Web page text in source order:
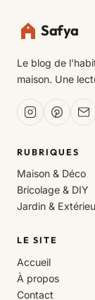
Safya
Le blog de
maison. Une
RUBRIQUES
Maison & Déco
Bricolage & DIY
Jardin &
LE SITE
Accueil
À propos
Contact